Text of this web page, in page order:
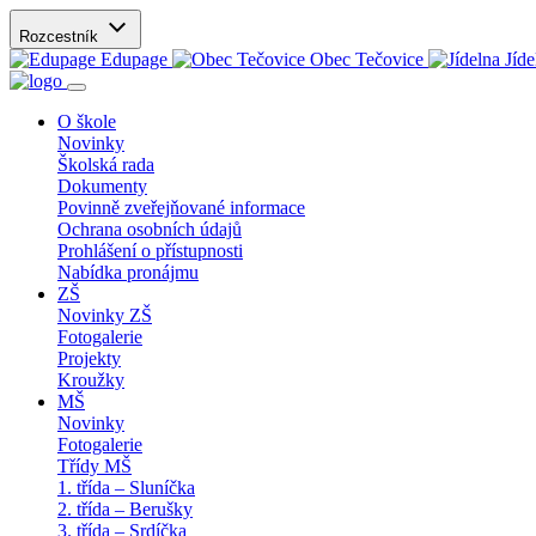
Rozcestník
Edupage Obec Tečovice
O škole
Novinky
Školská rada
Dokumenty
Povinně zveřejňované informace
Ochrana osobních údajů
Prohlášení o přístupnosti
Nabídka pronájmu
ZŠ
Novinky ZŠ
Fotogalerie
Projekty
Kroužky
MŠ
Novinky
Fotogalerie
Třídy MŠ
1. třída – Sluníčka
2. třída – Berušky
3. třída – Srdíčka